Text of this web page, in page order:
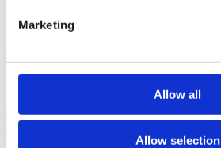
Marketing
Allow all
Allow selection
Nous contacter +351 919 010 919*